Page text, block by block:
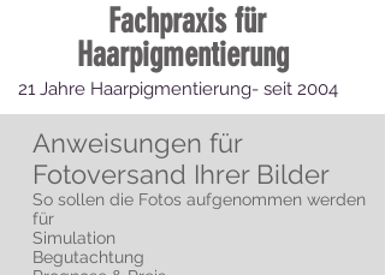
Fachpraxisfür
Haarpigmentierung
21 Jahre Haarpigmentierung- seit 2004
Sofort optisch dichtes Haar ohne OP
Anweisungen für
Fotoversand Ihrer Bilder
So sollen die Fotos aufgenommen werden
für
Simulation
Begutachtung